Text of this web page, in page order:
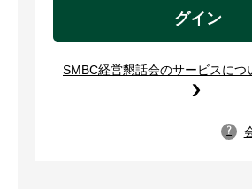
グイン
SMBC経営懇話会のサービスにつ
?